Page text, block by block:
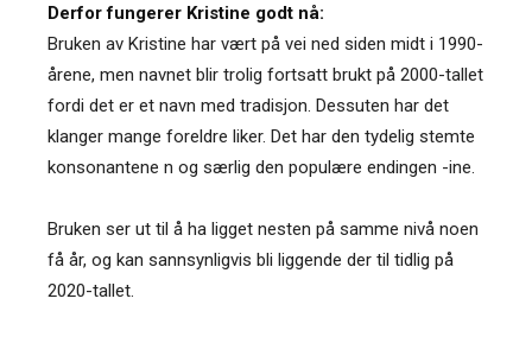
Derfor fungerer Kristine godt nå:
Bruken av Kristine har vært på vei ned siden midt i 1990-
årene, men navnet blir trolig fortsatt brukt på 2000-tallet
fordi det er et navn med tradisjon. Dessuten har det
klanger mange foreldre liker. Det har den tydelig stemte
konsonantene n og særlig den populære endingen -ine.
Bruken ser ut til å ha ligget nesten på samme nivå noen
få år, og kan sannsynligvis bli liggende der til tidlig på
2020-tallet.